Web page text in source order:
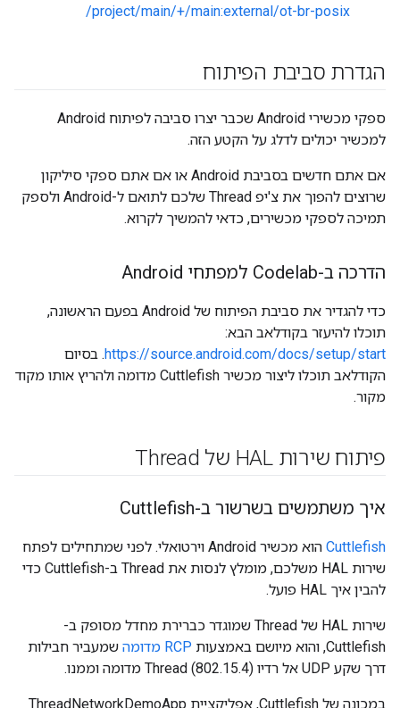
project/main/+/main:external/ot-br-posix/
הגדרת סביבת הפיתוח
ספקי מכשירי Android שכבר יצרו סביבה לפיתוח Android
למכשיר יכולים לדלג על הקטע הזה.
אם אתם חדשים בסביבת Android או אם אתם ספקי סיליקון
שרוצים להפוך את צ'יפ Thread שלכם לתואם ל-Android ולספק
תמיכה לספקי מכשירים, כדאי להמשיך לקרוא.
הדרכה ב-Codelab למפתחי Android
כדי להגדיר את סביבת הפיתוח של Android בפעם הראשונה,
תוכלו להיעזר בקודלאב הבא:
https://source.android.com/docs/setup/start. בסיום
הקודלאב תוכלו ליצור מכשיר Cuttlefish מדומה ולהריץ אותו מקוד
מקור.
פיתוח שירות HAL של Thread
איך משתמשים בשרשור ב-Cuttlefish
Cuttlefish
הוא מכשיר Android וירטואלי. לפני שמתחילים לפתח
שירות HAL משלכם, מומלץ לנסות את Thread ב-Cuttlefish כדי
להבין איך HAL פועל.
שירות HAL של Thread שמוגדר כברירת מחדל מסופק ב-
Cuttlefish, והוא מיושם באמצעות
RCP מדומה
שמעביר חבילות
דרך שקע UDP אל רדיו Thread (802.15.4) מדומה וממנו.
במכונה של Cuttlefish, אפליקציית ThreadNetworkDemoApp